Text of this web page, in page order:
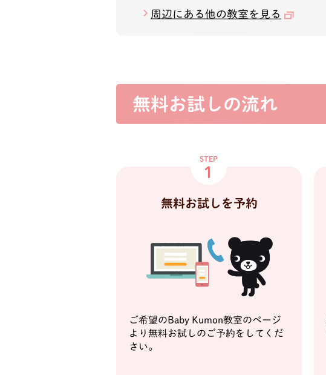
周辺にある他の教室を見る
無料お試しの流れ
STEP
1
無料お試しを予約
ご希望のBaby Kumon教室のページ
より無料お試しのご予約をしてくだ
さい。